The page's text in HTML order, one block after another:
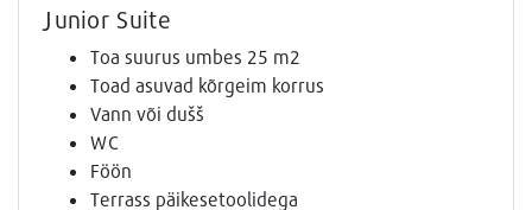
Junior Suite
Toa suurus umbes 25 m2
Toad asuvad kõrgeim korrus
Vann või dušš
WC
Föön
Terrass päikesetoolidega